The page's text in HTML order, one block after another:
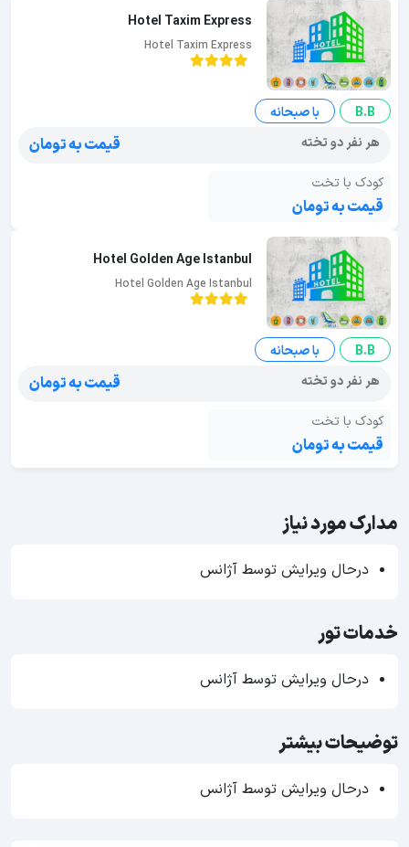
Hotel Taxim Express
Hotel Taxim Express
B.B
با صبحانه
هر نفر دو تخته
قیمت به تومان
کودک با تخت
قیمت به تومان
Hotel Golden Age Istanbul
Hotel Golden Age Istanbul
B.B
با صبحانه
هر نفر دو تخته
قیمت به تومان
کودک با تخت
قیمت به تومان
مدارک مورد نیاز
درحال ویرایش توسط آژانس
خدمات تور
درحال ویرایش توسط آژانس
توضیحات بیشتر
درحال ویرایش توسط آژانس